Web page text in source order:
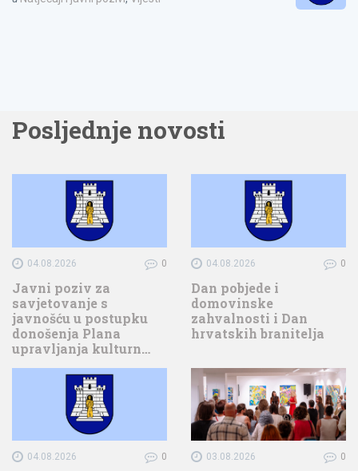
Posljednje novosti
04.08.2026 0
Javni poziv za
savjetovanje s
javnošću u postupku
donošenja Plana
upravljanja kulturn…
04.08.2026 0
Dan pobjede i
domovinske
zahvalnosti i Dan
hrvatskih branitelja
04.08.2026 0 03.08.2026 0